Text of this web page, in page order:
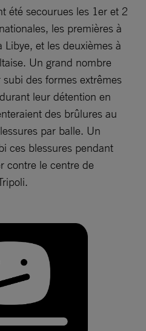
été secourues les 1er et 2
les premières à
et les deuxièmes à
Un grand nombre
subi des formes extrêmes
leur détention en
des brûlures au
par balle. Un
ces blessures pendant
contre le centre de